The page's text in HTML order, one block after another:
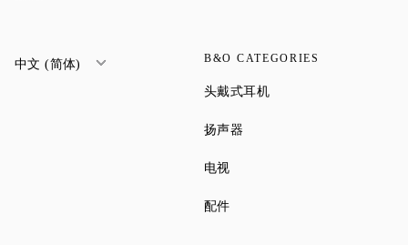
中文 (简体) B&O CATEGORIES
头戴式耳机
扬声器
电视
配件Link Opens in New Tab